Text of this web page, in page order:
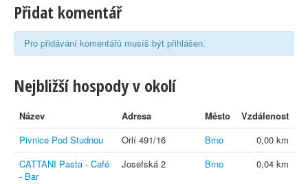
Přidat komentář
Pro přidávání komentářů musíš být přihlášen.
Nejbližší hospody v okolí
Název Adresa Město
Vzdálenost
Pivnice Pod Studnou
Orlí 491/16 Brno
0,00 km
CATTANI Pasta - Café
- Bar
Josefská 2 Brno 0,04 km